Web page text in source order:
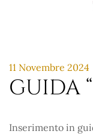
11 Novembre 2024
GUIDA
Inserimento in